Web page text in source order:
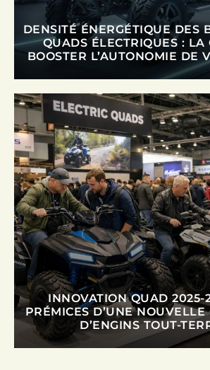
DENSITÉ ÉNERGÉTIQUE DES
QUADS ÉLECTRIQUES : LA
BOOSTER L’AUTONOMIE DE
INNOVATION QUAD 2025-
PRÉMICES D’UNE NOUVELLE
D’ENGINS TOUT-